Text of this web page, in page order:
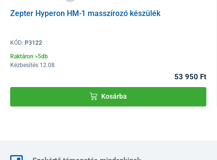
Zepter Hyperon HM-1 masszírozó készülék
KÓD: P3122
Raktáron >5db
Kézbesítés 12.08
53 950 Ft
Kosárba